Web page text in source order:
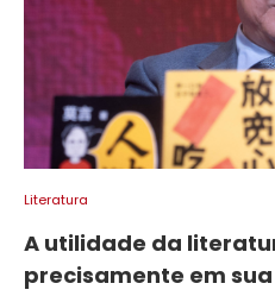
Literatura
A utilidade da
precisamente em